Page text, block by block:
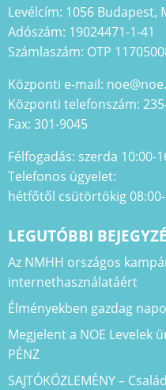
Levélcím: 1056 Budapest,
Adószám: 19024471-1-41
Számlaszám: OTP
Központi e-mail:
Központi telefonszám:
Fax: 301-9045
Félfogadás: szerda 10:00-
Telefonos ügyelet:
hétfőtől csütörtökig
LEGUTÓBBI
Az NMHH országos
internethasználatáért
Élményekben gazdag
Megjelent a NOE Levelek
PÉNZ
SAJTÓKÖZLEMÉNY –